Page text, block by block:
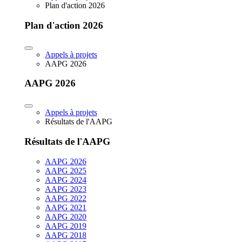
Plan d'action 2026
Plan d'action 2026
Appels à projets
AAPG 2026
AAPG 2026
Appels à projets
Résultats de l'AAPG
Résultats de l'AAPG
AAPG 2026
AAPG 2025
AAPG 2024
AAPG 2023
AAPG 2022
AAPG 2021
AAPG 2020
AAPG 2019
AAPG 2018